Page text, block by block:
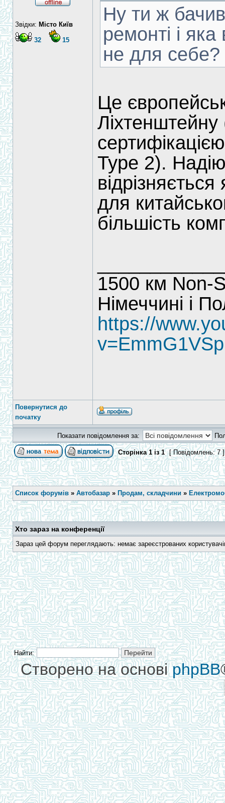
Звідки: Місто Київ
32 15
Ну ти ж бачив
ремонті і
не для себе?
Це
Type 2).
для
більшість
1500 км Non-
Німеччині і
https://
Повернутися до
початку
Показати повідомлення за:
Сторінка1із1 [ Повідомлень: 7
Список форумів » Автобазар » Продам, складчини »
Хто зараз на конференції
Зараз цей форум переглядають: немає зареєстрованих
Найти:
Створено на основіphpBB